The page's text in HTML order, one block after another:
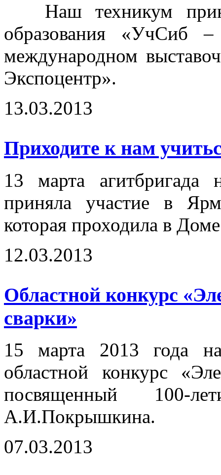
Наш техникум
образования «УчСиб
международном
Экспоцентр».
13.03.2013
Приходите к нам
13 марта агитбригада
приняла участие в
которая проходила в
12.03.2013
Областной конкурс
сварки»
15 марта 2013 года
областной конкурс
посвященный 100-
А.И.Покрышкина.
07.03.2013